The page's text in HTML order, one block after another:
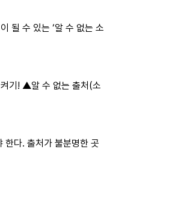
될 수 있는 ‘알 수 없는 소
기! ▲알 수 없는 출처(소
한다. 출처가 불분명한 곳